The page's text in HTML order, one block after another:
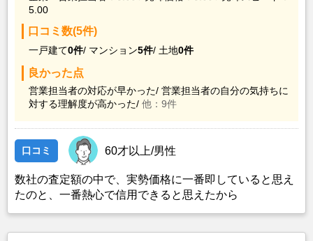
5.00
口コミ数(5件)
一戸建て0件/ マンション5件/ 土地0件
良かった点
営業担当者の対応が早かった/ 営業担当者の自分の気持ちに
対する理解度が高かった/ 他：9件
口コミ 60才以上/男性
数社の査定額の中で、実勢価格に一番即していると思え
たのと、一番熱心で信用できると思えたから